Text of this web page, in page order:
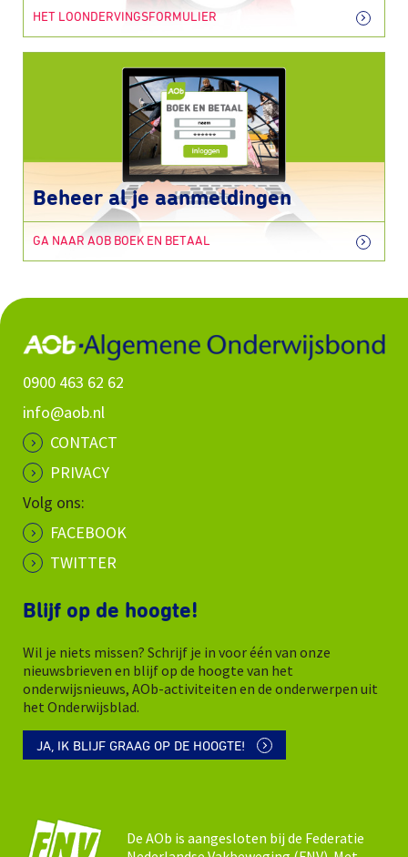
HET LOONDERVINGSFORMULIER
Beheer al je aanmeldingen
GA NAAR AOB BOEK EN BETAAL
0900 463 62 62
info@aob.nl
CONTACT
PRIVACY
Volg ons:
FACEBOOK
TWITTER
Blijf op de hoogte!
Wil je niets missen? Schrijf je in voor één van onze
nieuwsbrieven en blijf op de hoogte van het
onderwijsnieuws, AOb-activiteiten en de onderwerpen uit
het Onderwijsblad.
JA, IK BLIJF GRAAG OP DE HOOGTE!
De AOb is aangesloten bij de Federatie